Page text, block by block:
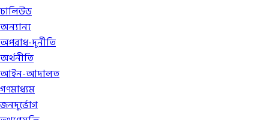
ঢালিউড
অন্যান্য
অপরাধ-দুর্নীতি
অর্থনীতি
আইন-আদালত
গণমাধ্যম
জনদুর্ভোগ